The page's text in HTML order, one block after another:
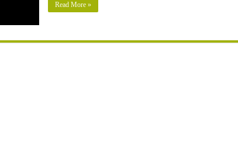
Read More »